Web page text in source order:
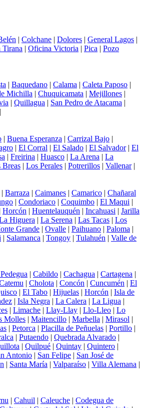
| Colchane | Dolores | General Lagos |
Tirana | Oficina Victoria | Pica | Pozo
| Baquedano | Calama | Caleta Paposo |
Michilla | Chuquicamata | Mejillones |
| Quillagua | San Pedro de Atacama |
|
| Buena Esperanza | Carrizal Bajo |
| El Corral | El Salado | El Salvador| El
| Freirina | Huasco | La Arena | La
Breas | Los Perales | Potrerillos | Vallenar|
| Barraza | Caimanes | Camarico | Chañaral
| Condoriaco | Coquimbo | El Maqui |
Horcón | Huentelauquén | Incahuasi | Jarilla
Higuera | La Serena | Las Tacas | Los
Grande | Ovalle | Paihuano | Paloma |
| Salamanca | Tongoy | Tulahuén | Valle de
| Cabildo | Cachagua | Cartagena |
| Cholota | Concón | Cuncumén | El
| El Tabo | Hijuelas | Horcón | Isla de
| Isla Negra | La Calera | La Ligua |
| Limache | Llay-Llay | Llo-Lleo | Lo
Molles | Maitencillo | Marbella | Mirasol |
| Petorca | Placilla de Peñuelas | Portillo |
| Putaendo | Quebrada Alvarado |
| Quilpué | Quintay | Quintero |
Antonio | San Felipe | San José de
| Santa María | Valparaíso | Villa Alemana |
| Cahuil | Caleuche | Codegua de